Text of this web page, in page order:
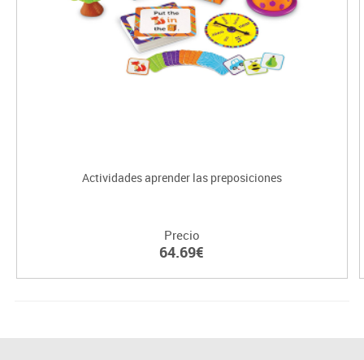
Actividades aprender las preposiciones
Precio
64.69€